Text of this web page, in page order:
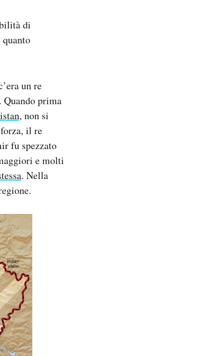
di
quanto
un re
Quando prima
non si
il re
fu spezzato
e molti
. Nella